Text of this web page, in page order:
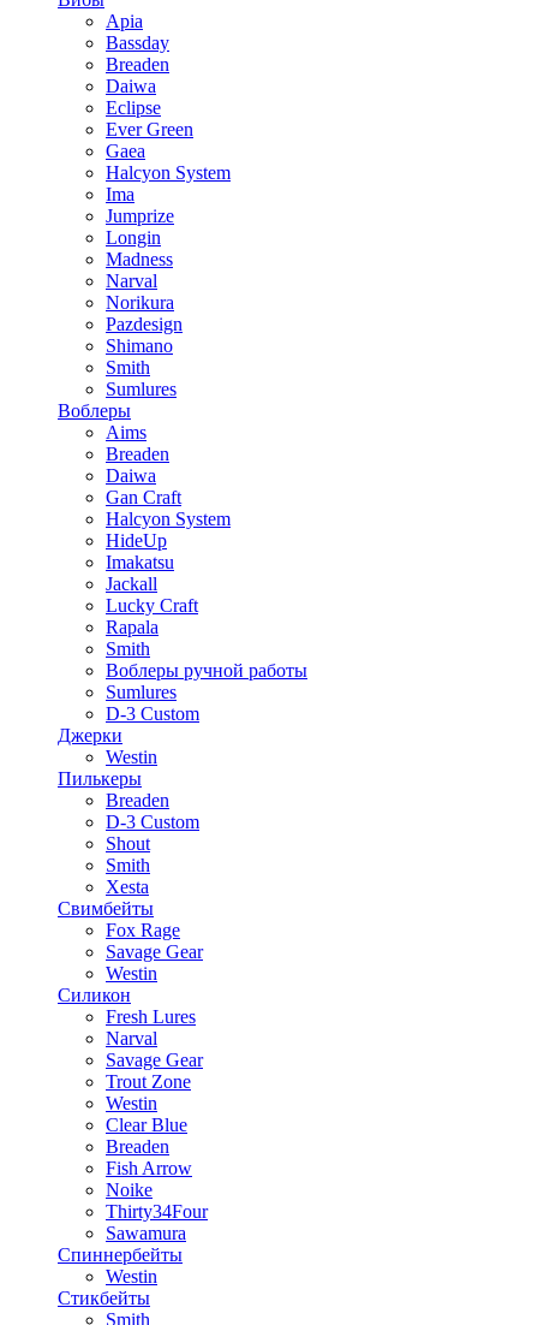
Apia
Bassday
Breaden
Daiwa
Eclipse
Ever Green
Gaea
Halcyon System
Ima
Jumprize
Longin
Madness
Narval
Norikura
Pazdesign
Shimano
Smith
Sumlures
Воблеры
Aims
Breaden
Daiwa
Gan Craft
Halcyon System
HideUp
Imakatsu
Jackall
Lucky Craft
Rapala
Smith
Воблеры ручной работы
Sumlures
D-3 Custom
Джерки
Westin
Пилькеры
Breaden
D-3 Custom
Shout
Smith
Xesta
Свимбейты
Fox Rage
Savage Gear
Westin
Силикон
Fresh Lures
Narval
Savage Gear
Trout Zone
Westin
Clear Blue
Breaden
Fish Arrow
Noike
Thirty34Four
Sawamura
Спиннербейты
Westin
Стикбейты
Smith